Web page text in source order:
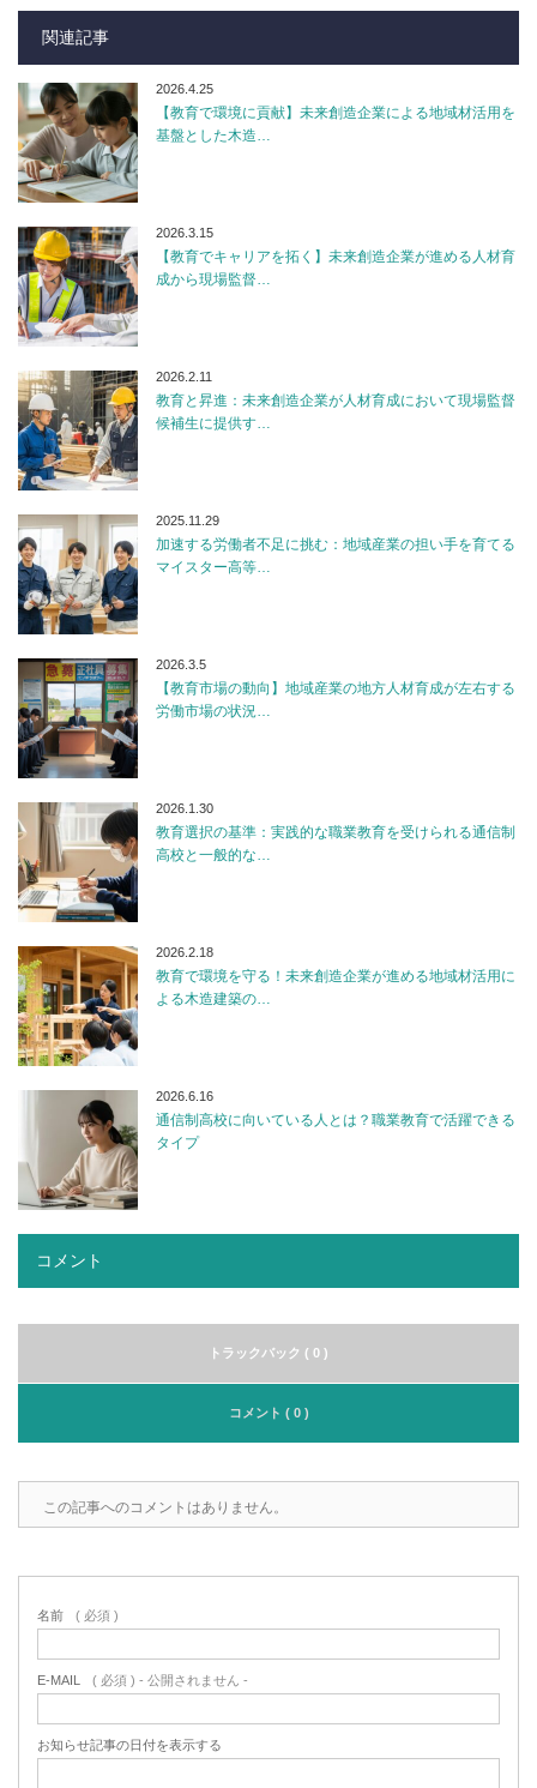
関連記事
2026.4.25
【教育で環境に貢献】未来創造企業による地域材活用を
基盤とした木造…
2026.3.15
【教育でキャリアを拓く】未来創造企業が進める人材育
成から現場監督…
2026.2.11
教育と昇進：未来創造企業が人材育成において現場監督
候補生に提供す…
2025.11.29
加速する労働者不足に挑む：地域産業の担い手を育てる
マイスター高等…
2026.3.5
【教育市場の動向】地域産業の地方人材育成が左右する
労働市場の状況…
2026.1.30
教育選択の基準：実践的な職業教育を受けられる通信制
高校と一般的な…
2026.2.18
教育で環境を守る！未来創造企業が進める地域材活用に
よる木造建築の…
2026.6.16
通信制高校に向いている人とは？職業教育で活躍できる
タイプ
コメント
トラックバック ( 0 )
コメント ( 0 )
この記事へのコメントはありません。
名前 ( 必須 )
E-MAIL ( 必須 ) - 公開されません -
お知らせ記事の日付を表示する